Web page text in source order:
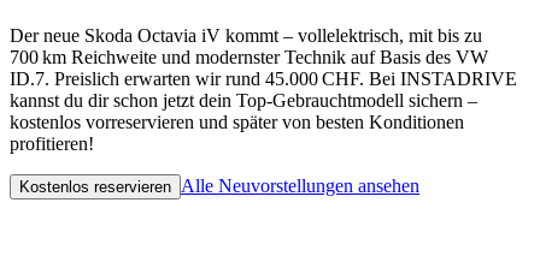
Der neue Skoda Octavia iV kommt – vollelektrisch, mit bis zu
700 km Reichweite und modernster Technik auf Basis des VW
ID.7. Preislich erwarten wir rund 45.000 CHF. Bei INSTADRIVE
kannst du dir schon jetzt dein Top-Gebrauchtmodell sichern –
kostenlos vorreservieren und später von besten Konditionen
profitieren!
Kostenlos reservieren Alle Neuvorstellungen ansehen